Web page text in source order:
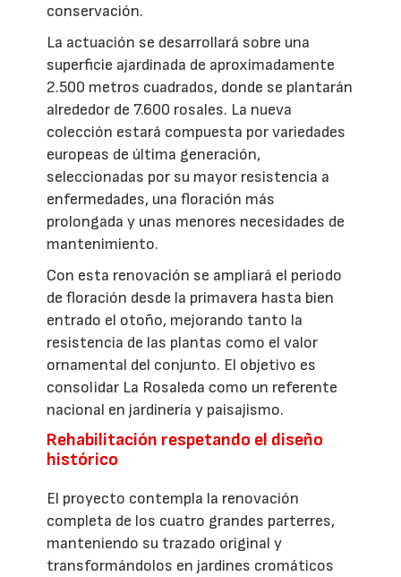
conservación.
La actuación se desarrollará sobre una
superficie ajardinada de aproximadamente
2.500 metros cuadrados, donde se plantarán
alrededor de 7.600 rosales. La nueva
colección estará compuesta por variedades
europeas de última generación,
seleccionadas por su mayor resistencia a
enfermedades, una floración más
prolongada y unas menores necesidades de
mantenimiento.
Con esta renovación se ampliará el periodo
de floración desde la primavera hasta bien
entrado el otoño, mejorando tanto la
resistencia de las plantas como el valor
ornamental del conjunto. El objetivo es
consolidar La Rosaleda como un referente
nacional en jardinería y paisajismo.
Rehabilitación respetando el diseño
histórico
El proyecto contempla la renovación
completa de los cuatro grandes parterres,
manteniendo su trazado original y
transformándolos en jardines cromáticos